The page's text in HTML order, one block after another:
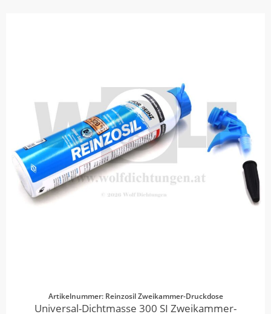
Artikelnummer: Reinzosil Zweikammer-Druckdose
Universal-Dichtmasse 300 SI Zweikammer-